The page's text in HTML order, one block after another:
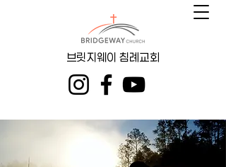
브릿지웨이 침례교회